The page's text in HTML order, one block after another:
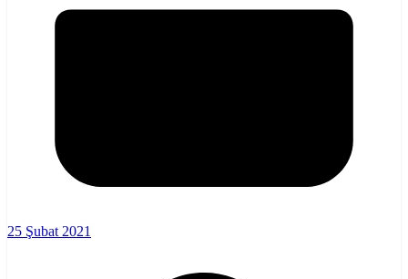
25 Şubat 2021